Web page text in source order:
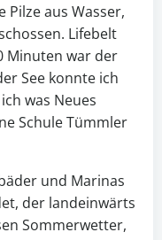
Pilze aus Wasser,
Lifebelt
Minuten war der
See konnte ich
was Neues
Schule Tümmler
und Marinas
der landeinwärts
Sommerwetter,